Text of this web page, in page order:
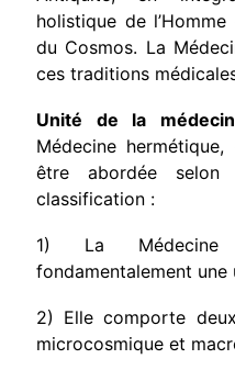
holistique de
du Cosmos. La
ces traditions
Unité de la
Médecine hermétique,
être abordée selon
classification :
1) La Médecine
fondamentalement une
2) Elle comporte
microcosmique et